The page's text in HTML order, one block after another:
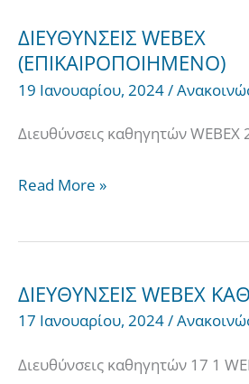
ΔΙΕΥΘΥΝΣΕΙΣ WEBEX
(ΕΠΙΚΑΙΡΟΠΟΙΗΜΕΝΟ)
19 Ιανουαρίου, 2024/
Διευθύνσεις καθηγητών WEBEX
ΔΙΕΥΘΥΝΣΕΙΣ
WEBEX
(ΕΠΙΚΑΙΡΟΠΟΙΗΜΕΝΟ)
Read More »
ΔΙΕΥΘΥΝΣΕΙΣ WEBEX
17 Ιανουαρίου, 2024/
Διευθύνσεις καθηγητών 17 1
ΔΙΕΥΘΥΝΣΕΙΣ
WEBEX